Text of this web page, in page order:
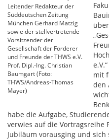
Leitender Redakteur der
Süddeutschen Zeitung
München Gerhard Matzig
sowie der stellvertretende
Vorsitzender der
Gesellschaft der Förderer
und Freunde der THWS e.V.
Prof. Dipl.-Ing. Christian
Baumgart (Foto:
THWS/Andreas-Thomas
Mayer)
mit
den
habe die Aufgabe,
verwies auf die Vortragsreihe
Jubiläum vorausging und sich